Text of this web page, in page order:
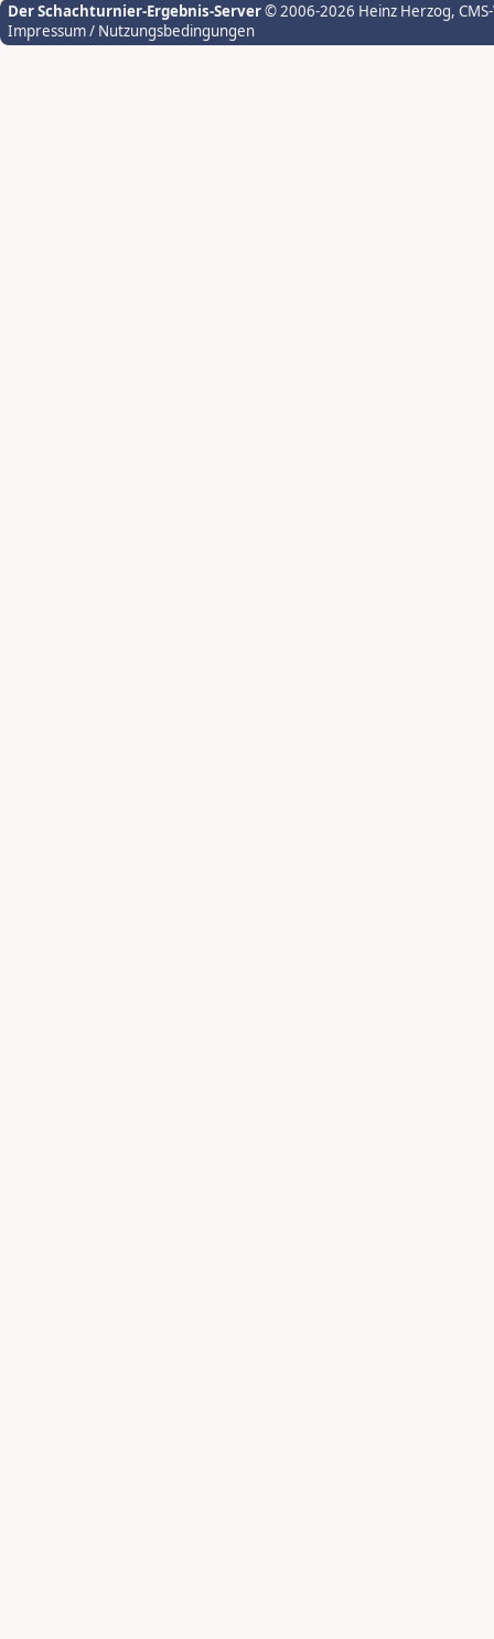
Der Schachturnier-Ergebnis-Server© 2006-2026 Heinz Herzog,
Impressum / Nutzungsbedingungen